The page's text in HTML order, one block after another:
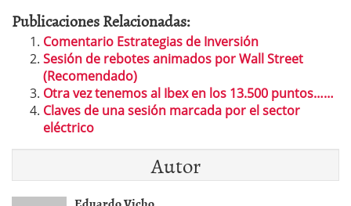
Publicaciones Relacionadas:
Comentario Estrategias de Inversión
Sesión de rebotes animados por Wall Street
(Recomendado)
Otra vez tenemos al Ibex en los 13.500 puntos……
Claves de una sesión marcada por el sector
eléctrico
Autor